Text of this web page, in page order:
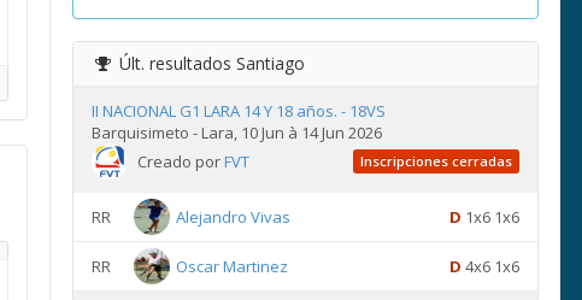
Últ. resultados Santiago
II NACIONAL G1 LARA 14 Y 18 años. - 18VS
Barquisimeto - Lara, 10 Jun à 14 Jun 2026
Creado porFVT Inscripciones cerradas
RR Alejandro Vivas D 1x6 1x6
RR Oscar Martinez D 4x6 1x6